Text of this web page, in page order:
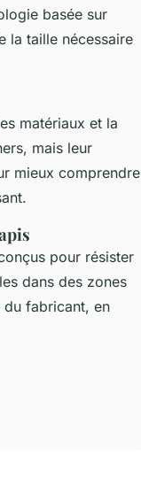
basée sur
la taille nécessaire
matériaux et la
mais leur
mieux comprendre
pour résister
dans des zones
du fabricant, en